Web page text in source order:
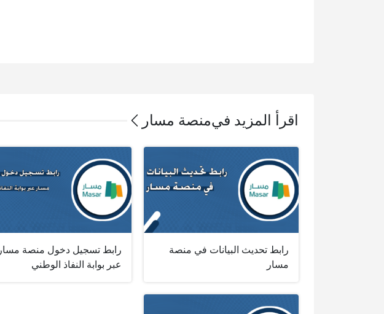
اقرأ المزيد فيمنصة مسار
رابط تحديث البيانات في منصة
مسار
رابط تسجيل دخول منصة مسار
عبر بوابة النفاذ الوطني